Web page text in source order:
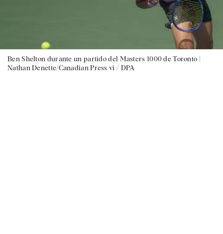
Ben Shelton durante un partido del Masters 1000 de Toronto |
Nathan Denette/Canadian Press vi / DPA